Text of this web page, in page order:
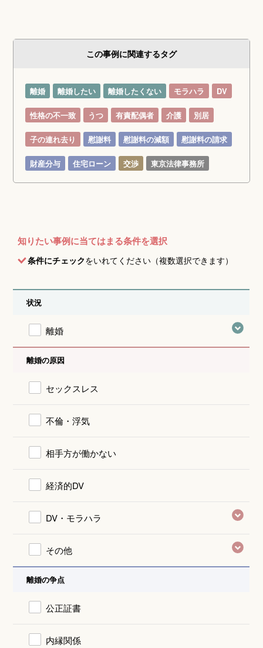
この事例に関連するタグ
離婚 離婚したい 離婚したくない モラハラ DV
性格の不一致 うつ 有責配偶者 介護 別居
子の連れ去り 慰謝料 慰謝料の減額 慰謝料の請求
財産分与 住宅ローン 交渉 東京法律事務所
知りたい事例に当てはまる条件を選択
条件にチェックをいれてください（複数選択できます）
状況
離婚
離婚の原因
セックスレス
不倫・浮気
相手方が働かない
経済的DV
DV・モラハラ
その他
離婚の争点
公正証書
内縁関係